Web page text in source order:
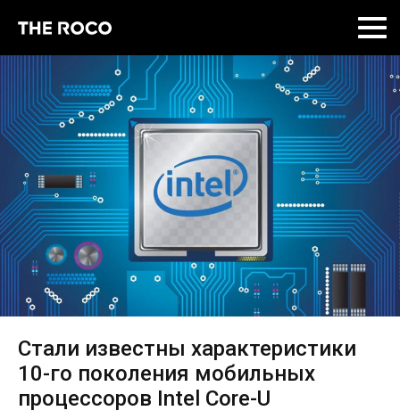
Стали известны характеристики
10-го поколения мобильных
процессоров Intel Core-U